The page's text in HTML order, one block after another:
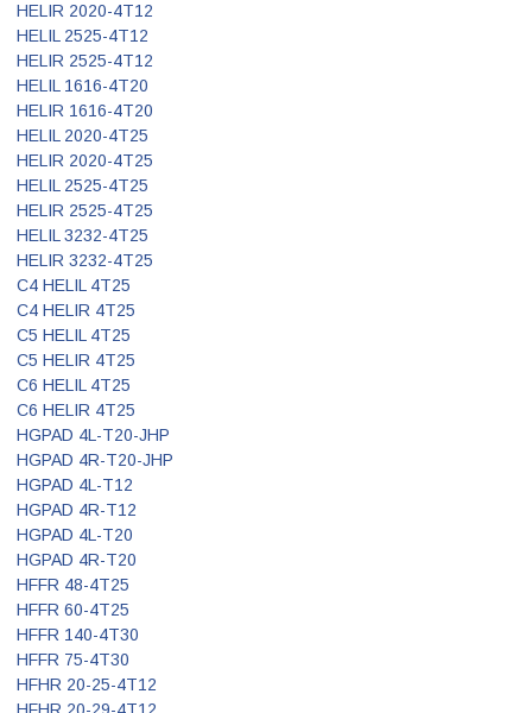
HELIR 2020-4T12
HELIL 2525-4T12
HELIR 2525-4T12
HELIL 1616-4T20
HELIR 1616-4T20
HELIL 2020-4T25
HELIR 2020-4T25
HELIL 2525-4T25
HELIR 2525-4T25
HELIL 3232-4T25
HELIR 3232-4T25
C4 HELIL 4T25
C4 HELIR 4T25
C5 HELIL 4T25
C5 HELIR 4T25
C6 HELIL 4T25
C6 HELIR 4T25
HGPAD 4L-T20-JHP
HGPAD 4R-T20-JHP
HGPAD 4L-T12
HGPAD 4R-T12
HGPAD 4L-T20
HGPAD 4R-T20
HFFR 48-4T25
HFFR 60-4T25
HFFR 140-4T30
HFFR 75-4T30
HFHR 20-25-4T12
HFHR 20-29-4T12